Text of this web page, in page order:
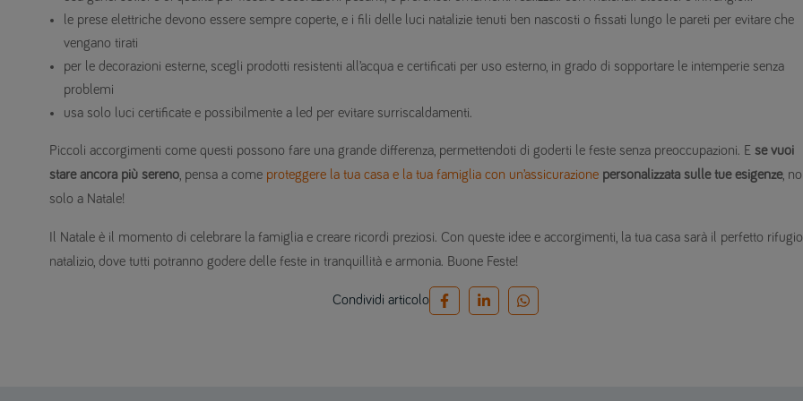
le prese elettriche devono essere sempre coperte, e i fili delle luci natalizie tenuti ben nascosti o fissati lungo le pareti per evitare che
vengano tirati
per le decorazioni esterne, scegli prodotti resistenti all’acqua e certificati per uso esterno, in grado di sopportare le intemperie senza
problemi
usa solo luci certificate e possibilmente a led per evitare surriscaldamenti.
Piccoli accorgimenti come questi possono fare una grande differenza, permettendoti di goderti le feste senza preoccupazioni. E se vuoi
stare ancora più sereno, pensa a come proteggere la tua casa e la tua famiglia con un’assicurazione personalizzata sulle tue esigenze,
solo a Natale!
Il Natale è il momento di celebrare la famiglia e creare ricordi preziosi. Con queste idee e accorgimenti, la tua casa sarà il perfetto rifugio
natalizio, dove tutti potranno godere delle feste in tranquillità e armonia. Buone Feste!
Condividi articolo